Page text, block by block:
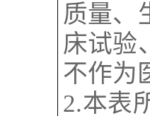
质量、
床试验
不作
2.本表